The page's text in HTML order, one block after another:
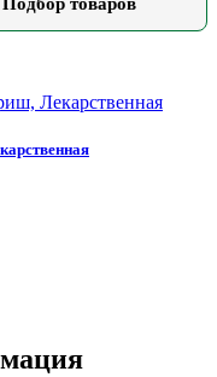
Подбор товаров